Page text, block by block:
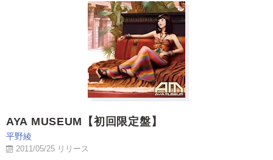
AYA MUSEUM【初回限定盤】
平野綾
2011/05/25 リリース